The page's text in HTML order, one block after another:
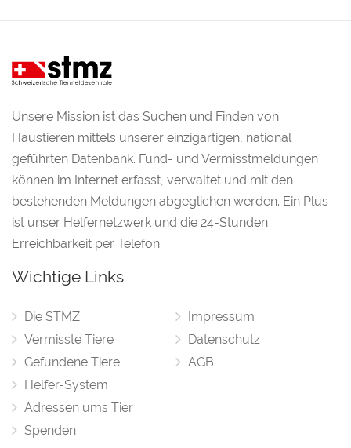
Unsere Mission ist das Suchen und Finden von
Haustieren mittels unserer einzigartigen, national
geführten Datenbank. Fund- und Vermisstmeldungen
können im Internet erfasst, verwaltet und mit den
bestehenden Meldungen abgeglichen werden. Ein Plus
ist unser Helfernetzwerk und die 24-Stunden
Erreichbarkeit per Telefon.
Wichtige Links
Die STMZ
Vermisste Tiere
Gefundene Tiere
Helfer-System
Adressen ums Tier
Spenden
Impressum
Datenschutz
AGB